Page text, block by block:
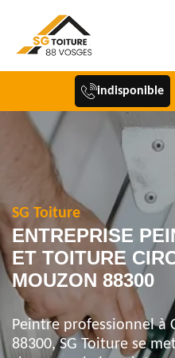
indisponible
SG Toiture
ENTREPRISE
ET TOITURE
MOUZON 88300
Peintre professionnel à
88300, SG Toiture se